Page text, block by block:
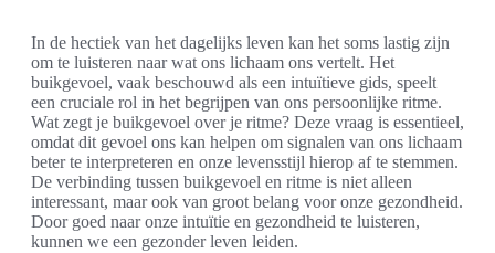
In de hectiek van het dagelijks leven kan het soms lastig zijn
om te luisteren naar wat ons lichaam ons vertelt. Het
buikgevoel, vaak beschouwd als een intuïtieve gids, speelt
een cruciale rol in het begrijpen van ons persoonlijke ritme.
Wat zegt je buikgevoel over je ritme? Deze vraag is essentieel,
omdat dit gevoel ons kan helpen om signalen van ons lichaam
beter te interpreteren en onze levensstijl hierop af te stemmen.
De verbinding tussen buikgevoel en ritme is niet alleen
interessant, maar ook van groot belang voor onze gezondheid.
Door goed naar onze intuïtie en gezondheid te luisteren,
kunnen we een gezonder leven leiden.